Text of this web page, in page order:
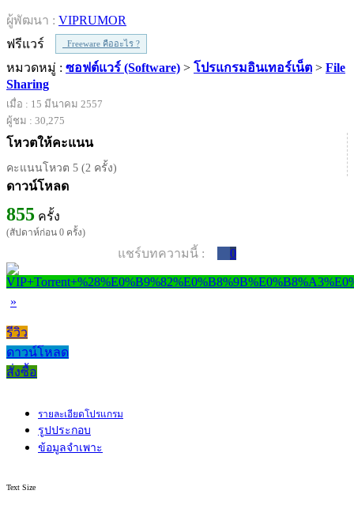
ผู้พัฒนา : VIPRUMOR
ฟรีแวร์
Freeware คืออะไร ?
หมวดหมู่ : ซอฟต์แวร์ (Software) > โปรแกรมอินเทอร์เน็ต > File
Sharing
เมื่อ : 15 มีนาคม 2557
ผู้ชม : 30,275
โหวตให้คะแนน
คะแนนโหวต 5 (2 ครั้ง)
ดาวน์โหลด
855 ครั้ง
(สัปดาห์ก่อน 0 ครั้ง)
แชร์บทความนี้ : 0
»
รีวิว
ดาวน์โหลด
สั่งซื้อ
รายละเอียดโปรแกรม
รูปประกอบ
ข้อมูลจำเพาะ
Text Size